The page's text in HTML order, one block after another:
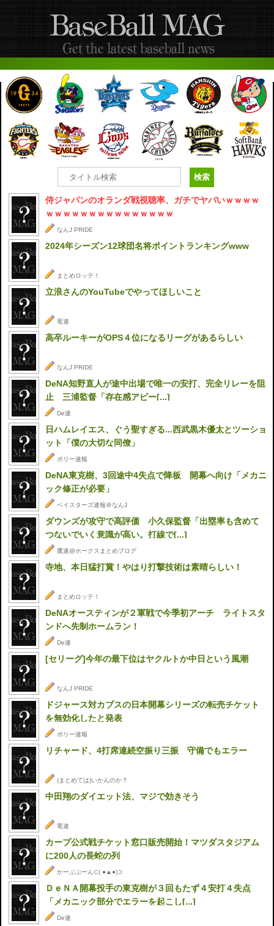
侍ジャパンのオランダ戦視聴率、ガチでヤバいｗｗｗｗ
ｗｗｗｗｗｗｗｗｗｗｗｗｗｗｗ
なんJ PRIDE
2024年シーズン12球団名将ポイントランキングwww
まとめロッテ！
立浪さんのYouTubeでやってほしいこと
竜速
高卒ルーキーがOPS４位になるリーグがあるらしい
なんJ PRIDE
DeNA知野直人が途中出場で唯一の安打、完全リレーを阻
止 三浦監督「存在感アピー[...]
De速
日ハムレイエス、ぐう聖すぎる...西武黒木優太とツーショ
ット「僕の大切な同僚」
ポリー速報
DeNA東克樹、3回途中4失点で降板 開幕へ向け「メカニ
ック修正が必要」
ベイスターズ速報＠なんJ
ダウンズが攻守で高評価 小久保監督「出塁率も含めて
つないでいく意識が高い。打線で[...]
鷹速@ホークスまとめブログ
寺地、本日猛打賞！やはり打撃技術は素晴らしい！
まとめロッテ！
DeNAオースティンが２軍戦で今季初アーチ ライトスタ
ンドへ先制ホームラン！
De速
[セリーグ]今年の最下位はヤクルトか中日という風潮
なんJ PRIDE
ドジャース対カブスの日本開幕シリーズの転売チケット
を無効化したと発表
ポリー速報
リチャード、4打席連続空振り三振 守備でもエラー
(まとめては)いかんのか？
中田翔のダイエット法、マジで効きそう
竜速
カープ公式戦チケット窓口販売開始！マツダスタジアム
に200人の長蛇の列
かーぷぶーん⊂( ●▲●)⊃
ＤｅＮＡ開幕投手の東克樹が３回もたず４安打４失点
「メカニック部分でエラーを起こし[...]
De速